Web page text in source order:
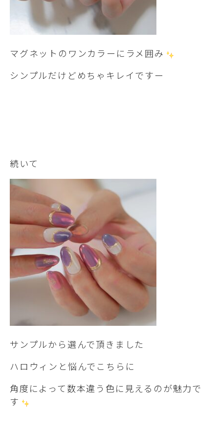
マグネットのワンカラーにラメ囲み
シンプルだけどめちゃキレイですー
続いて
サンプルから選んで頂きました
ハロウィンと悩んでこちらに
角度によって数本違う色に見えるのが魅力で
す